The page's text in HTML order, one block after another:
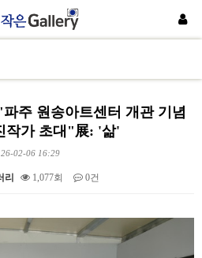
주 원송아트센터 개관 기념
작가 초대"展: '삶'
02-06 16:29
리 1,077회 0건